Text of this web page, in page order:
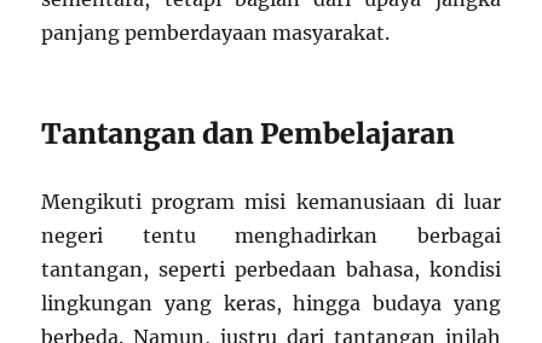
panjang pemberdayaan masyarakat.
Tantangan dan Pembelajaran
Mengikuti program misi kemanusiaan di luar
negeri tentu menghadirkan berbagai
tantangan, seperti perbedaan bahasa, kondisi
lingkungan yang keras, hingga budaya yang
berbeda. Namun, justru dari tantangan inilah